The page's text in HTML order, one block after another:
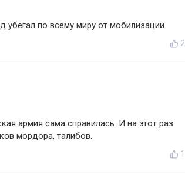
убегал по всему миру от мобилизации.
2
армия сама справилась. И на этот раз
мордора, талибов.
1